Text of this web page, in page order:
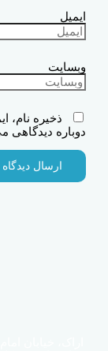
ایمیل
وبسایت
ذخیره نام،
دوباره دیدگاهی